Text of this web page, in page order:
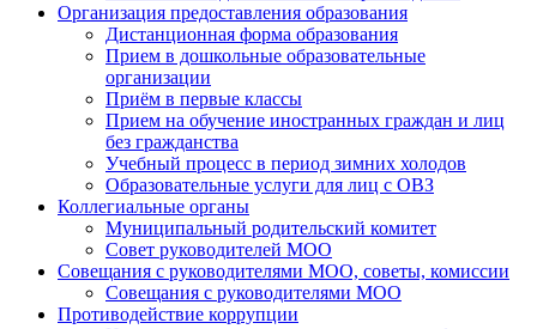
Организация предоставления образования
Дистанционная форма образования
Прием в дошкольные образовательные
организации
Приём в первые классы
Прием на обучение иностранных граждан и лиц
без гражданства
Учебный процесс в период зимних холодов
Образовательные услуги для лиц с ОВЗ
Коллегиальные органы
Муниципальный родительский комитет
Совет руководителей МОО
Совещания с руководителями МОО, советы, комиссии
Совещания с руководителями МОО
Противодействие коррупции